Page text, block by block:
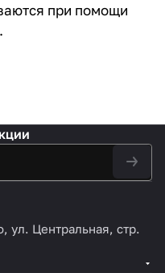
при помощи
Центральная, стр.